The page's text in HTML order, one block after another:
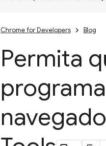
Chrome for Developers Blog
Permita